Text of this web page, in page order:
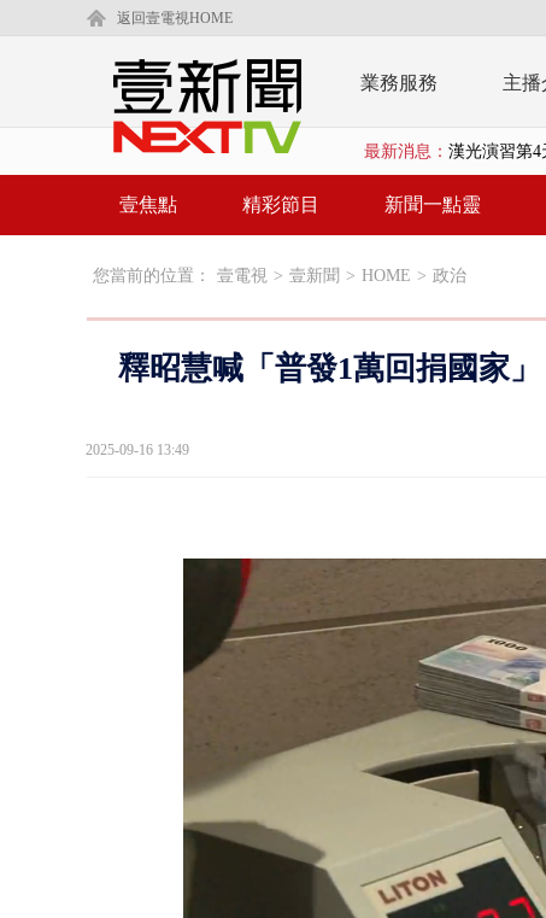
返回壹電視HOME
業務服務 主播
最新消息： 蔣萬安為慈
柯文哲腳傷
鄭麗文驚語
壹焦點 精彩節目 新聞一點靈
您當前的位置： 壹電視 > 壹新聞 > HOME > 政治
釋昭慧喊「普發1萬回捐國家
2025-09-16 13:49